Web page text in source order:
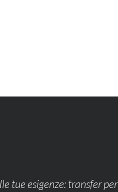
tue esigenze: transfer per